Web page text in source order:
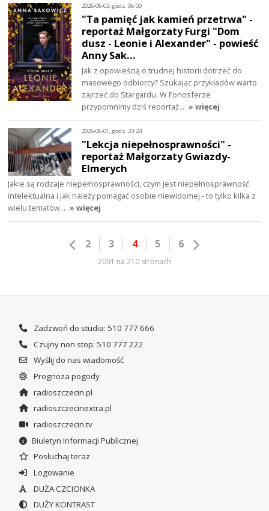
2026-06-03, godz. 06:00
"Ta pamięć jak kamień przetrwa" -
reportaż Małgorzaty Furgi "Dom
dusz - Leonie i Alexander" - powieść
Anny Sak…
Jak z opowieścią o trudnej historii dotrzeć do
masowego odbiorcy? Szukając przykładów warto
zajrzeć do Stargardu. W Fonosferze
przypomnimy dziś reportaż… » więcej
2026-06-01, godz. 23:24
"Lekcja niepełnosprawności" -
reportaż Małgorzaty Gwiazdy-
Elmerych
Jakie są rodzaje niepełnosprawności, czym jest niepełnosprawność
intelektualna i jak należy pomagać osobie niewidomej - to tylko kilka z
wielu tematów… » więcej
2 3 4 5 6
2091 na 210 stronach
Zadzwoń do studia: 510 777 666
Czujny non stop: 510 777 222
Wyślij do nas wiadomość
Prognoza pogody
radioszczecin.pl
radioszczecinextra.pl
radioszczecin.tv
Biuletyn Informacji Publicznej
Posłuchaj teraz
Logowanie
DUŻA CZCIONKA
DUŻY KONTRAST